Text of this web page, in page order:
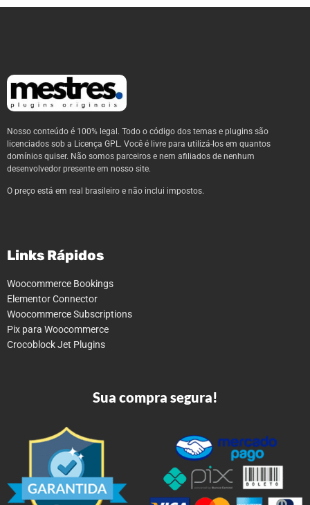
Nosso conteúdo é 100% legal. Todo o código dos temas e plugins são
licenciados sob a Licença GPL. Você é livre para utilizá-los em quantos
domínios quiser. Não somos parceiros e nem afiliados de nenhum
desenvolvedor presente em nosso site.
O preço está em real brasileiro e não inclui impostos.
Links Rápidos
Woocommerce Bookings
Elementor Connector
Woocommerce Subscriptions
Pix para Woocommerce
Crocoblock Jet Plugins
Sua compra segura!